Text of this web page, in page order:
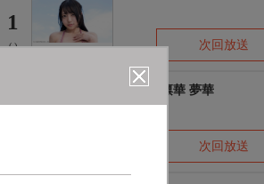
1
(-) 次回放送
ゆめの凛華 夢華
次回放送